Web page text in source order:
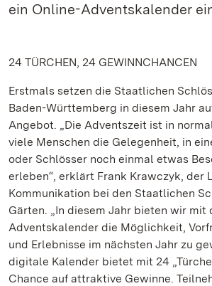
ein Online-Adventskalender
24 TÜRCHEN, 24 GEWINNCHANCEN
Erstmals setzen die Staatlichen
Baden-Württemberg in diesem Jahr
Angebot. „Die Adventszeit ist in
viele Menschen die Gelegenheit, in
oder Schlösser noch einmal etwas
erleben“, erklärt Frank Krawczyk, der
Kommunikation bei den Staatlichen
Gärten. „In diesem Jahr bieten wir mit
Adventskalender die Möglichkeit,
und Erlebnisse im nächsten Jahr zu
digitale Kalender bietet mit 24
Chance auf attraktive Gewinne.